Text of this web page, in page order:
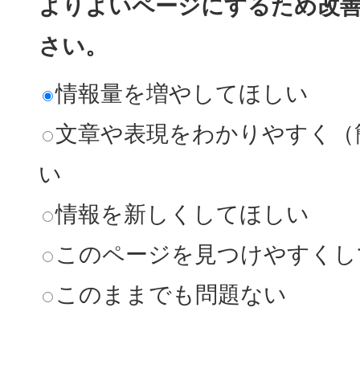
よりよいページにするため改
さい。
情報量を増やしてほしい
文章や表現をわかりやすく
い
情報を新しくしてほしい
このページを見つけやすく
このままでも問題ない